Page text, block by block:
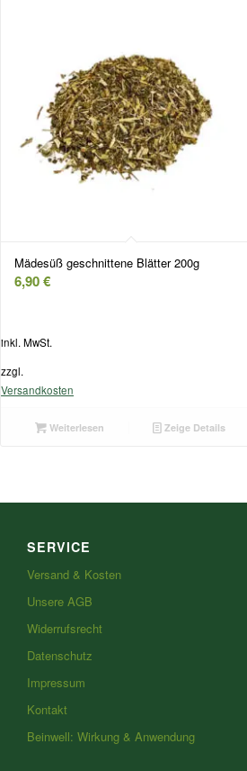
Mädesüß geschnittene Blätter 200g
6,90€
inkl. MwSt.
zzgl.
Versandkosten
Weiterlesen Zeige Details
SERVICE
Versand & Kosten
Unsere AGB
Widerrufsrecht
Datenschutz
Impressum
Kontakt
Beinwell: Wirkung & Anwendung